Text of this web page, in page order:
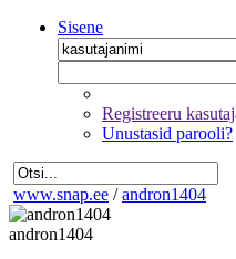
Sisene
Registreeru
Unustasid parooli?
www.snap.ee / andron1404
andron1404